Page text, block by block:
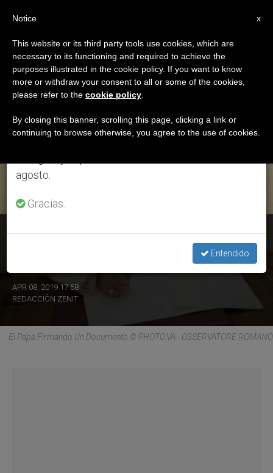
ETIQUETA
Posts Tagged
‘Consolata Betrone’
ÚLTIMAS NOTICIAS
Causas de los santos: Aprobado el milagro para beatificar al
APR 08, 2019 17:58
REDACCIÓN ZENIT
El Papa Firmando Un Documento © PHOTO.VA - OSSERVATORE ROMANO
×
Aviso importante
Del 27 de julio al 7 de agosto haremos la pausa
anual, aprovechando que en el periodo de verano
se generan menos informaciones y también el
agosto.
Gracias.
Entendido
x
Notice
This website or its third party tools use cookies, which are
necessary to its functioning and required to achieve the
purposes illustrated in the cookie policy. If you want to know
more or withdraw your consent to all or some of the cookies,
please refer to the cookie policy
By closing this banner, scrolling this page, clicking a link or
continuing to browse otherwise, you agree to the use of cookies.